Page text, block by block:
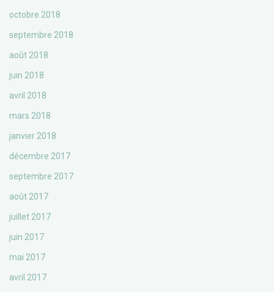
octobre 2018
septembre 2018
août 2018
juin 2018
avril 2018
mars 2018
janvier 2018
décembre 2017
septembre 2017
août 2017
juillet 2017
juin 2017
mai 2017
avril 2017